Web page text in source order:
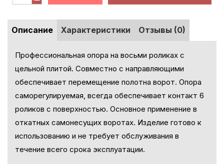
Описание Характеристики Отзывы (0)
Профессиональная опора на восьми роликах с
цельной плитой. Совместно с направляющими
обеспечивает перемещение полотна ворот. Опора
саморегулируемая, всегда обеспечивает контакт 6
роликов с поверхностью. Основное применение в
откатных самонесущих воротах. Изделие готово к
использованию и не требует обслуживания в
течение всего срока эксплуатации.